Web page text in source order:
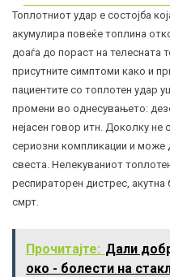
Топлотниот удар е состојба
акумулира повеќе топлина
доаѓа до пораст на телесната
присутните симптоми како и
пациентите со топлотен удар
промени во однесувањето:
нејасен говор итн. Доколку не
сериозни компликации и може
свеста. Нелекуваниот
респираторен дистрес, акутна
смрт.
Прочитајте: Дали
око - болести на